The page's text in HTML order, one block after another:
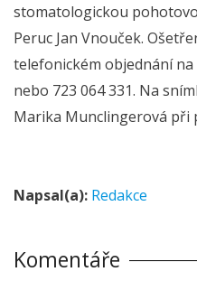
stomatologickou
Peruc Jan Vnouček.
telefonickém objednání na
nebo 723 064 331. Na
Marika Munclingerová při
Napsal(a): Redakce
Komentáře